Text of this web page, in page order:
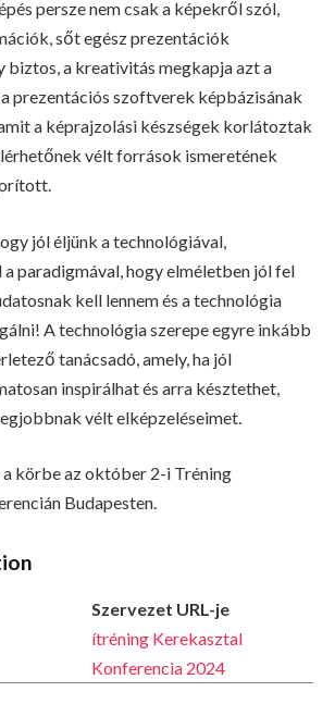
persze nem csak a képekről szól,
sőt egész prezentációk
biztos, a kreativitás megkapja azt a
prezentációs szoftverek képbázisának
a képrajzolási készségek korlátoztak
vélt források ismeretének
jól éljünk a technológiával,
paradigmával, hogy elméletben jól fel
kell lennem és a technológia
A technológia szerepe egyre inkább
tanácsadó, amely, ha jól
inspirálhat és arra késztethet,
vélt elképzeléseimet.
körbe az október 2-i Tréning
Budapesten.
Szervezet URL-je
ítréning Kerekasztal
Konferencia 2024